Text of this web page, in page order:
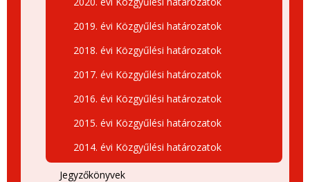
2019. évi Közgyűlési határozatok
2018. évi Közgyűlési határozatok
2017. évi Közgyűlési határozatok
2016. évi Közgyűlési határozatok
2015. évi Közgyűlési határozatok
2014. évi Közgyűlési határozatok
Jegyzőkönyvek